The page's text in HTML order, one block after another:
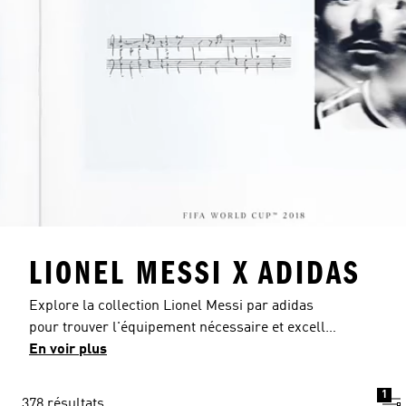
LIONEL MESSI X ADIDAS
Explore la collection Lionel Messi par adidas
pour trouver l'équipement nécessaire et exceller
sur le terrain. Chaque pièce témoigne du savoir-
des plus grands joueurs de tous les temps,
En voir plus
1